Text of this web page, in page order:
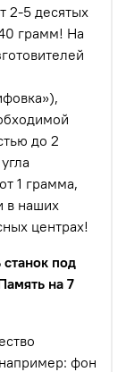
2-5 десятых
грамм! На
до 2
1 грамма,
в наших
центрах!
под
на 7
фон